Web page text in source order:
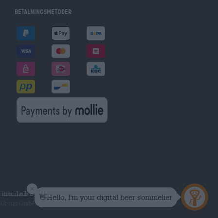
Betalningsmetoder
Deutschlands.
GmbH. Alla rättigheter förbehållna.